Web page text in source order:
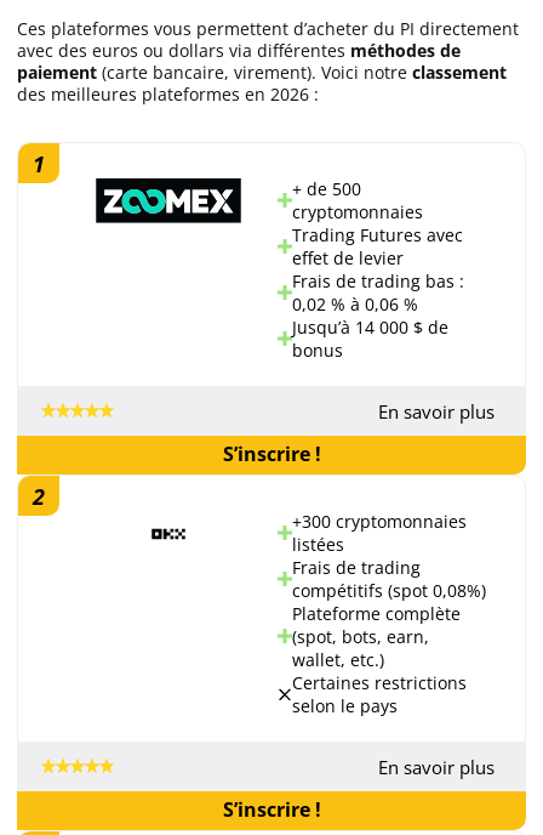
Ces plateformes vous permettent d’acheter du PI directement
avec des euros ou dollars via différentes méthodes de
paiement (carte bancaire, virement). Voici notre classement
des meilleures plateformes en 2026 :
1
+ de 500
cryptomonnaies
Trading Futures avec
effet de levier
Frais de trading bas :
0,02 % à 0,06 %
Jusqu’à 14 000 $ de
bonus
En savoir plus
S’inscrire !
2
+300 cryptomonnaies
listées
Frais de trading
compétitifs (spot 0,08%)
Plateforme complète
(spot, bots, earn,
wallet, etc.)
Certaines restrictions
selon le pays
En savoir plus
S’inscrire !